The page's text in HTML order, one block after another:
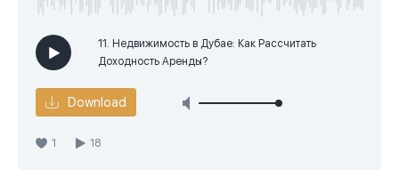
11. Недвижимость в Дубае: Как Рассчитать
Доходность Аренды?
Download
1 18